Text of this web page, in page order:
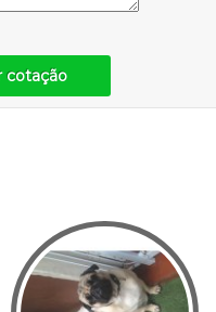
cotação